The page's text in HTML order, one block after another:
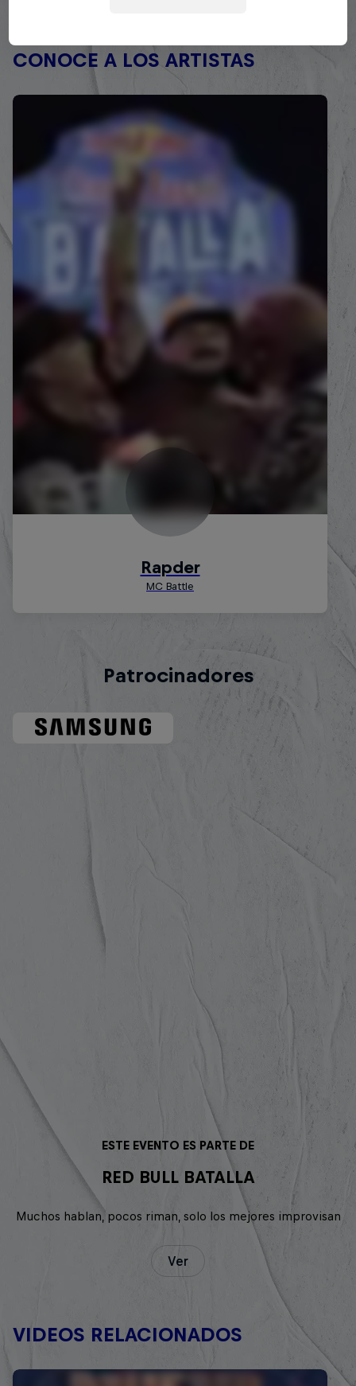
CONOCE A LOS ARTISTAS
Patrocinadores
ESTE EVENTO ES PARTE DE
RED BULL BATALLA
Muchos hablan, pocos riman, solo los mejores improvisan
Ver
VIDEOS RELACIONADOS